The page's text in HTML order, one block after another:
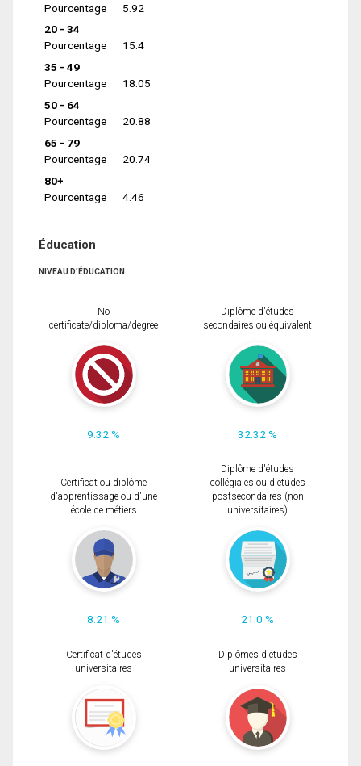
Pourcentage
5.92
20 - 34
Pourcentage
15.4
35 - 49
Pourcentage
18.05
50 - 64
Pourcentage
20.88
65 - 79
Pourcentage
20.74
80+
Pourcentage
4.46
Éducation
NIVEAU D'ÉDUCATION
No
certificate/diploma/degree
9.32 %
Diplôme d'études
secondaires ou équivalent
32.32 %
Certificat ou diplôme
d'apprentissage ou d'une
école de métiers
8.21 %
Diplôme d'études
collégiales ou d'études
postsecondaires (non
universitaires)
21.0 %
Certificat d'études
universitaires
Diplômes d'études
universitaires